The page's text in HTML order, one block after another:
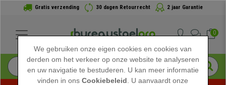
Gratis verzending 30 dagen Retourrecht 2 jaar Garantie
0
We gebruiken onze eigen cookies en cookies van
derden om het verkeer op onze website te analyseren
en uw navigatie te bestuderen. U kan meer informatie
vinden in onsCookiebeleid . U aanvaardt onze